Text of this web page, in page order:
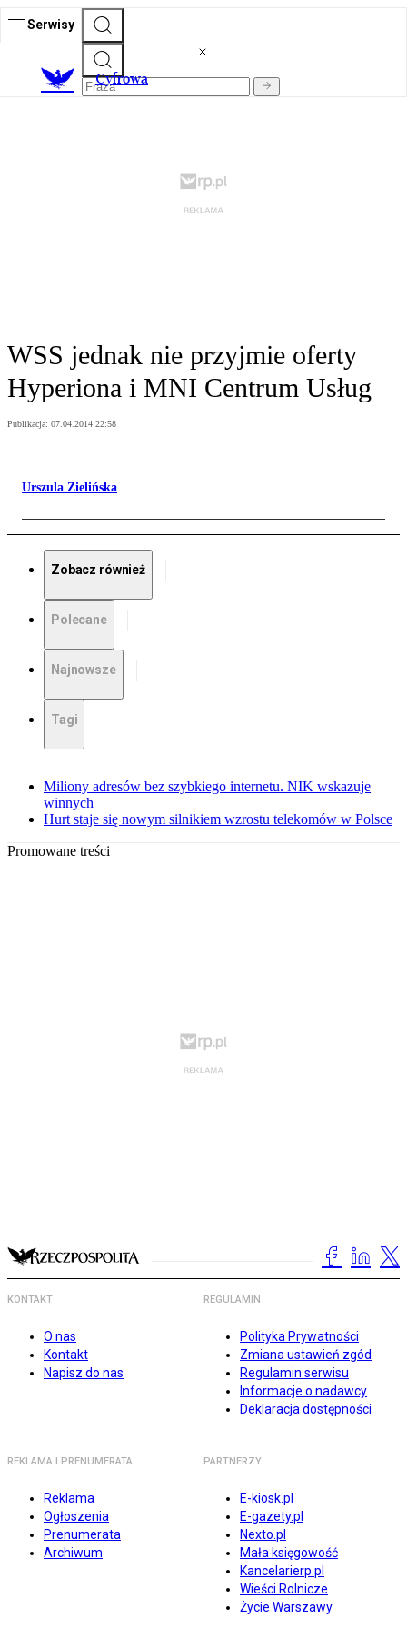
Serwisy
Cyfrowa
WSS jednak nie przyjmie oferty
Hyperiona i MNI Centrum Usług
Publikacja: 07.04.2014 22:58
Urszula Zielińska
Zobacz również
Polecane
Najnowsze
Tagi
Miliony adresów bez szybkiego internetu. NIK wskazuje
winnych
Hurt staje się nowym silnikiem wzrostu telekomów w Polsce
Promowane treści
KONTAKT
O nas
Kontakt
Napisz do nas
REGULAMIN
Polityka Prywatności
Zmiana ustawień zgód
Regulamin serwisu
Informacje o nadawcy
Deklaracja dostępności
REKLAMA I PRENUMERATA
Reklama
Ogłoszenia
Prenumerata
Archiwum
PARTNERZY
E-kiosk.pl
E-gazety.pl
Nexto.pl
Mała księgowość
Kancelarierp.pl
Wieści Rolnicze
Życie Warszawy